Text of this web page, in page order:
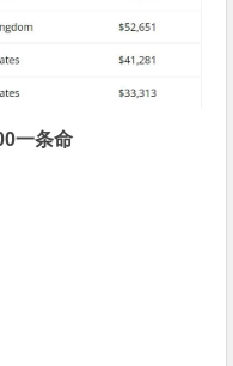
一条命